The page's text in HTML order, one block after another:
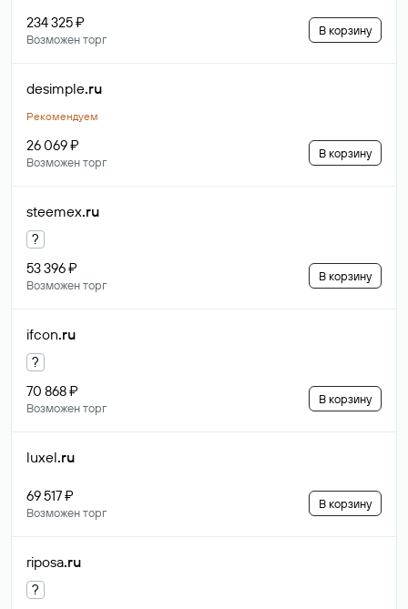
234 325 ₽
Возможен торг
В корзину
desimple.ru
Рекомендуем
26 069 ₽
Возможен торг
В корзину
steemex.ru
?
53 396 ₽
Возможен торг
В корзину
ifcon.ru
?
70 868 ₽
Возможен торг
В корзину
luxel.ru
69 517 ₽
Возможен торг
В корзину
riposa.ru
?